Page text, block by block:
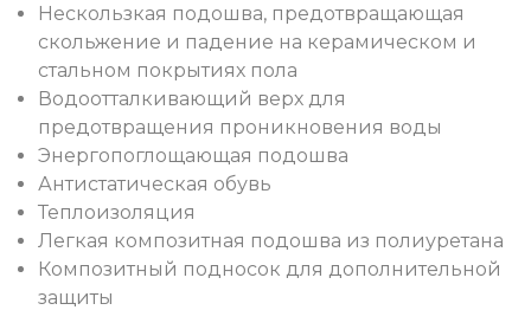
Нескользкая подошва, предотвращающая
скольжение и падение на керамическом и
стальном покрытиях пола
Водоотталкивающий верх для
предотвращения проникновения воды
Энергопоглощающая подошва
Антистатическая обувь
Теплоизоляция
Легкая композитная подошва из полиуретана
Композитный подносок для дополнительной
защиты